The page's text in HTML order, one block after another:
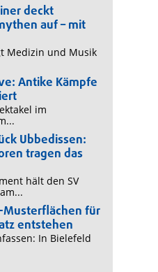
deckt
auf – mit
Medizin und Musik
Antike Kämpfe
im
Ubbedissen:
tragen das
hält den SV
Musterflächen für
entstehen
In Bielefeld